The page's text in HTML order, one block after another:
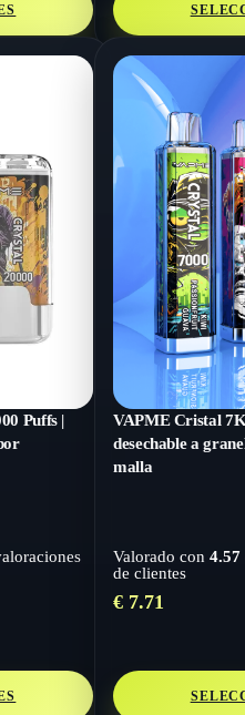
Puffs |
VAPME Cristal 7K
desechable a
malla
Valorado con 4.57
de clientes
€ 7.71